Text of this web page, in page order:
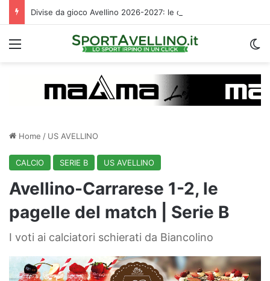
Menu
Home / US AVELLINO
CALCIO SERIE B US AVELLINO
Avellino-Carrarese 1-2, le
pagelle del match | Serie B
I voti ai calciatori schierati da Biancolino